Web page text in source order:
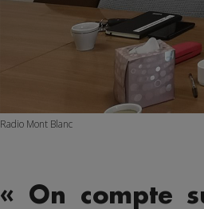
Radio Mont Blanc
« On compte